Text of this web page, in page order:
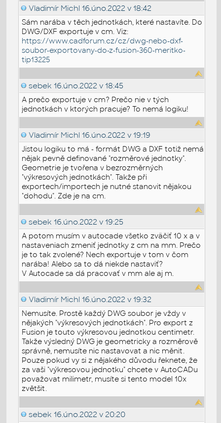
Vladimír Michl 16.úno.2022 v 18:42
Sám narába v těch jednotkách, které nastavíte. Do
DWG/DXF exportuje v cm. Viz:
https://www.cadforum.cz/cz/dwg-nebo-dxf-
soubor-exportovany-do-z-fusion-360-meritko-
tip13225
sebek 16.úno.2022 v 18:45
A prečo exportuje v cm? Prečo nie v tých
jednotkách v ktorých pracuje? To nemá logiku!
Vladimír Michl 16.úno.2022 v 19:19
Jistou logiku to má - formát DWG a DXF totiž nemá
nějak pevně definované "rozměrové jednotky".
Geometrie je tvořena v bezrozměrných
"výkresových jednotkách". Takže při
exportech/importech je nutné stanovit nějakou
"dohodu". Zde je na cm.
sebek 16.úno.2022 v 19:25
A potom musím v autocade všetko zväčiť 10 x a v
nastaveniach zmeniť jednotky z cm na mm. Prečo
je to tak zvolené? Nech exportuje v tom v čom
narába! Alebo sa to dá niekde nastaviť?
V Autocade sa dá pracovať v mm ale aj m.
Vladimír Michl 16.úno.2022 v 19:32
Nemusíte. Prostě každý DWG soubor je vždy v
nějakých "výkresových jednotkách". Pro export z
Fusion je touto výkresovou jednotkou centimetr.
Takže výsledný DWG je geometricky a rozměrově
správně, nemusíte nic nastavovat a nic měnit.
Pouze pokud vy si z nějakého důvodu řeknete, že
za vaši "výkresovou jednotku" chcete v AutoCADu
považovat milimetr, musíte si tento model 10x
zvětšit.
sebek 16.úno.2022 v 20:20